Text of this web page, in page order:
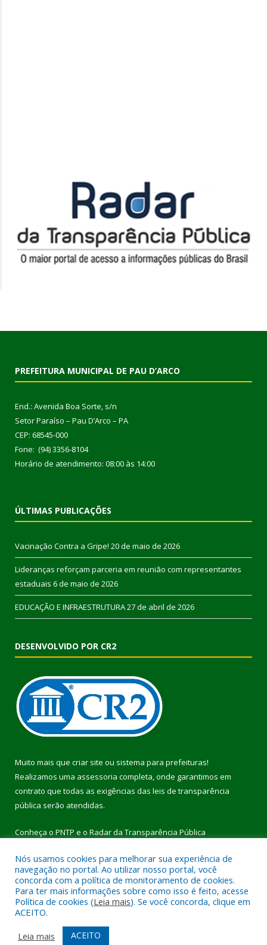
PREFEITURA MUNICIPAL DE PAU D’ARCO
End.: Avenida Boa Sorte, s/n
Setor Paraíso – Pau D’Arco – PA
CEP: 68545-000
Fone: (94) 3356-8104
Horário de atendimento: 08:00 às 14:00
ÚLTIMAS PUBLICAÇÕES
Vacinação Contra a Gripe! 20 de maio de 2026
Lideranças reforçam parceria em reunião com representantes
estaduais 6 de maio de 2026
EDUCAÇÃO E INFRAESTRUTURA27 de abril de 2026
DESENVOLVIDO POR CR2
Muito mais que criar site ou sistema para prefeituras!
Realizamos uma assessoria completa, onde garantimos em
contrato que todas as exigências das leis de transparência
pública serão atendidas.
Conheça o PNTP e o Radar da Transparência Pública
Todos os direitos reservados a Prefeitura Municipal de Pau
D’Arco.
Mapa do Site
Acessar Área Administrativa
Nós usamos cookies para melhorar sua experiência de
navegação no portal. Ao utilizar nosso portal, você
concorda com a política de monitoramento de cookies.
Para ter mais informações sobre como isso é feito, acesse
Política de cookies (Leia mais). Se você concorda, clique em
ACEITO.
Leia mais
ACEITO